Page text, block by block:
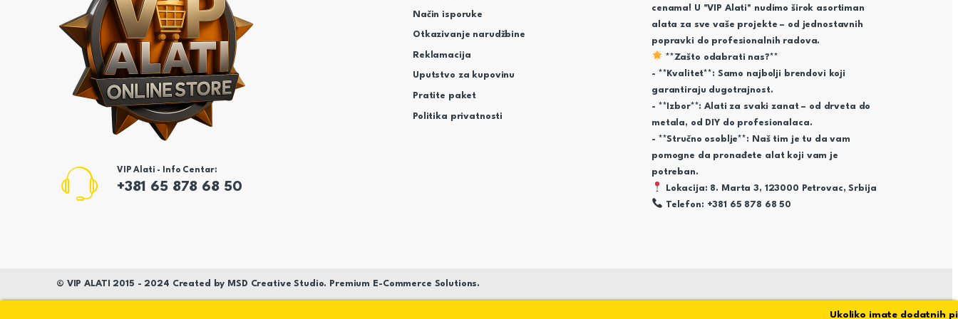
VIP Alati - Info Centar:
+381 65 878 68 50
Način isporuke
Otkazivanje narudžbine
Reklamacija
Uputstvo za kupovinu
Pratite paket
Politika privatnosti
cenama! U "VIP Alati" nudimo širok asortiman
alata za sve vaše projekte – od jednostavnih
popravki do profesionalnih radova.
**Zašto odabrati nas?**
- **Kvalitet**: Samo najbolji brendovi koji
garantiraju dugotrajnost.
- **Izbor**: Alati za svaki zanat – od drveta do
metala, od DIY do profesionalaca.
- **Stručno osoblje**: Naš tim je tu da vam
pomogne da pronađete alat koji vam je
potreban.
Lokacija: 8. Marta 3, 123000 Petrovac, Srbija
Telefon: +381 65 878 68 50
© VIP ALATI 2015 - 2024 Created by MSD Creative Studio. Premium E-Commerce Solutions.
Ukoliko imate dodatnih